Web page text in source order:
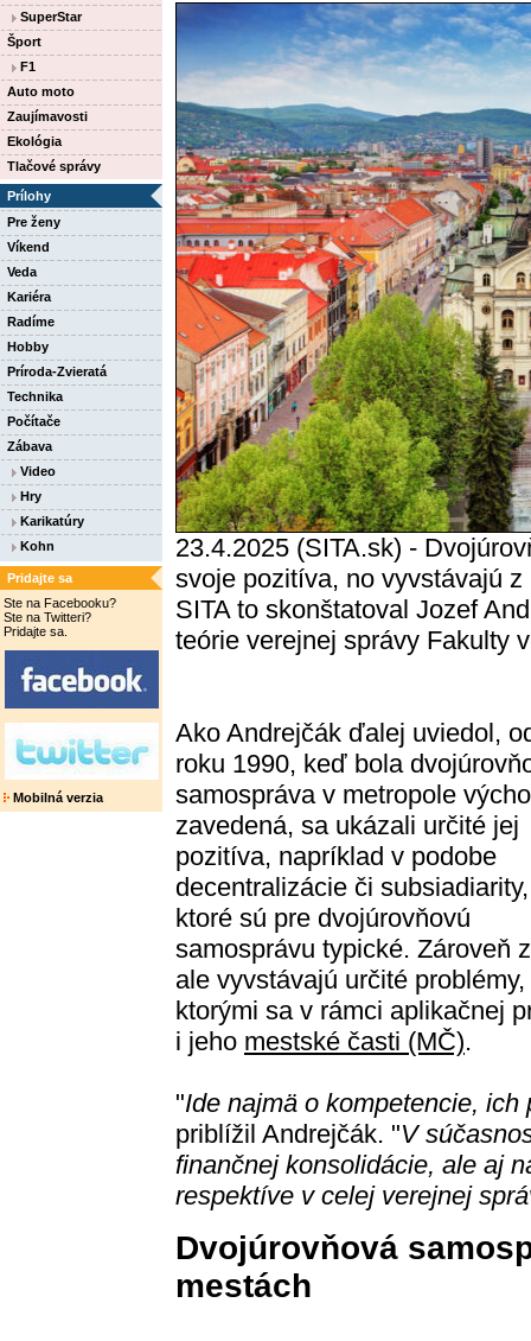
SuperStar
Šport
F1
Auto moto
Zaujímavosti
Ekológia
Tlačové správy
Prílohy
Pre ženy
Víkend
Veda
Kariéra
Radíme
Hobby
Príroda-Zvieratá
Technika
Počítače
Zábava
Video
Hry
Karikatúry
Kohn
Pridajte sa
Ste na Facebooku?
Ste na Twitteri?
Pridajte sa.
Mobilná verzia
23.4.2025 (SITA.sk) -
svoje pozitíva, no vyvstávajú
SITA to skonštatoval Jozef
teórie verejnej správy Fakulty
Ako Andrejčák ďalej uviedol,
roku 1990, keď bola
samospráva v metropole
zavedená, sa ukázali určité jej
pozitíva, napríklad v podobe
decentralizácie či subsiadiarity,
ktoré sú pre dvojúrovňovú
samosprávu typické. Zároveň
ale vyvstávajú určité problémy,
ktorými sa v rámci aplikačnej
i jeho mestské časti (MČ).
"Ide najmä o kompetencie,
priblížil Andrejčák. "V
finančnej konsolidácie, ale aj
respektíve v celej verejnej
Dvojúrovňová
mestách